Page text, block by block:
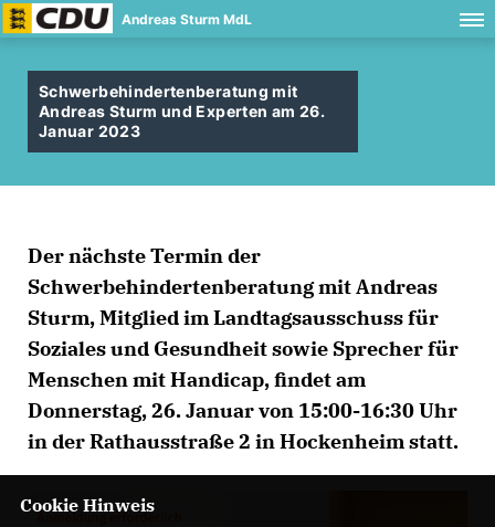
Andreas Sturm MdL
Schwerbehindertenberatung mit
Andreas Sturm und Experten am 26.
Januar 2023
Der nächste Termin der
Schwerbehindertenberatung mit Andreas
Sturm, Mitglied im Landtagsausschuss für
Soziales und Gesundheit sowie Sprecher für
Menschen mit Handicap, findet am
Donnerstag, 26. Januar von 15:00-16:30 Uhr
in der Rathausstraße 2 in Hockenheim statt.
Cookie Hinweis